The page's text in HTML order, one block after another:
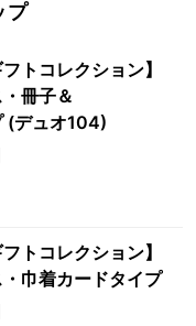
プ
トコレクション】
冊子＆
(デュオ104)
トコレクション】
・巾着カードタイプ